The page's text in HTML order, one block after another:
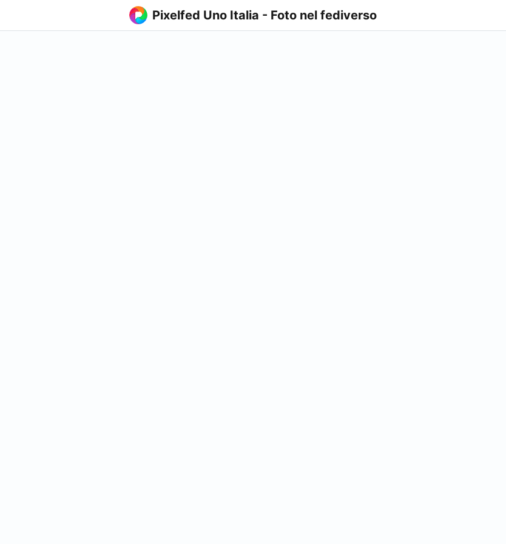
Pixelfed Uno Italia - Foto nel fediverso